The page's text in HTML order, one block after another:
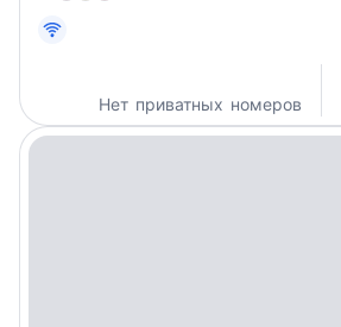
Нет приватных номеров